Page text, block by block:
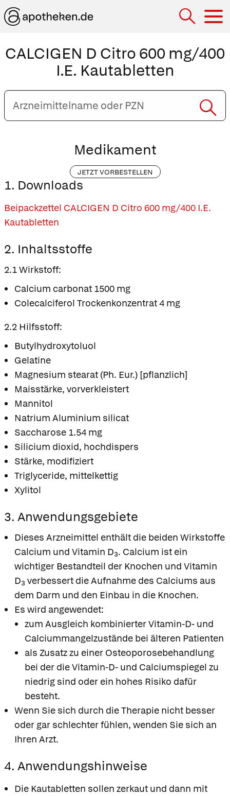
CALCIGEN D Citro 600 mg/400
I.E. Kautabletten
Arzneimittelname
oder
PZN
Medikament
JETZT VORBESTELLEN
1. Downloads
Beipackzettel CALCIGEN D Citro 600 mg/400 I.E.
Kautabletten
2. Inhaltsstoffe
2.1 Wirkstoff:
Calcium carbonat 1500 mg
Colecalciferol Trockenkonzentrat 4 mg
2.2 Hilfsstoff:
Butylhydroxytoluol
Gelatine
Magnesium stearat (Ph. Eur.) [pflanzlich]
Maisstärke, vorverkleistert
Mannitol
Natrium Aluminium silicat
Saccharose 1.54 mg
Silicium dioxid, hochdispers
Stärke, modifiziert
Triglyceride, mittelkettig
Xylitol
3. Anwendungsgebiete
Dieses Arzneimittel enthält die beiden Wirkstoffe
Calcium und Vitamin D3. Calcium ist ein
wichtiger Bestandteil der Knochen und Vitamin
D3 verbessert die Aufnahme des Calciums aus
dem Darm und den Einbau in die Knochen.
Es wird angewendet:
zum Ausgleich kombinierter Vitamin-D- und
Calciummangelzustände bei älteren Patienten
als Zusatz zu einer Osteoporosebehandlung
bei der die Vitamin-D- und Calciumspiegel zu
niedrig sind oder ein hohes Risiko dafür
besteht.
Wenn Sie sich durch die Therapie nicht besser
oder gar schlechter fühlen, wenden Sie sich an
Ihren Arzt.
4. Anwendungshinweise
Die Kautabletten sollen zerkaut und dann mit